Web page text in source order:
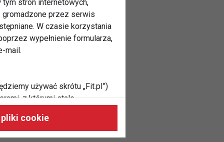
tym stron internetowych,
gromadzone przez serwis
W czasie korzystania
wypełnienie formularza,
mail.
używać skrótu „Fit.pl”)
z którymi stale
cookie